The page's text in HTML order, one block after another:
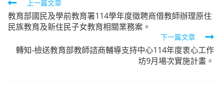
Read
more
articles
上一篇文章
教育部國民及學前教育署114學年度徵聘商借教師辦理原住
民族教育及新住民子女教育相關業務案。
下一篇文章
轉知-檢送教育部教師諮商輔導支持中心114年度衷心工作
坊9月場次實施計畫。